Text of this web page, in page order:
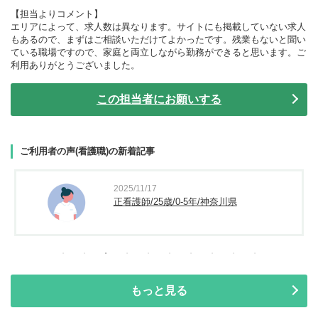
【担当よりコメント】
エリアによって、求人数は異なります。サイトにも掲載していない求人
もあるので、まずはご相談いただけてよかったです。残業もないと聞い
ている職場ですので、家庭と両立しながら勤務ができると思います。ご
利用ありがとうございました。
この担当者にお願いする
ご利用者の声(看護職)の新着記事
2025/11/17
正看護師/25歳/0-5年/神奈川県
もっと見る